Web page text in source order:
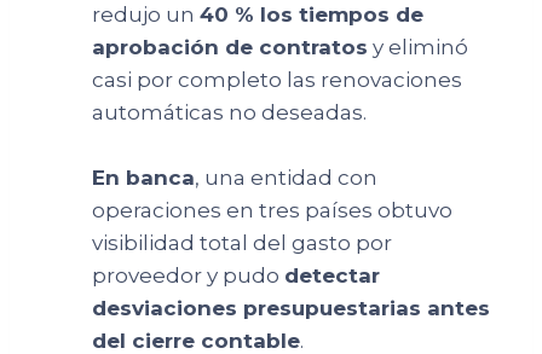
redujo un 40 % los tiempos de
aprobación de contratos y eliminó
casi por completo las renovaciones
automáticas no deseadas.
En banca, una entidad con
operaciones en tres países obtuvo
visibilidad total del gasto por
proveedor y pudo detectar
desviaciones presupuestarias antes
del cierre contable.